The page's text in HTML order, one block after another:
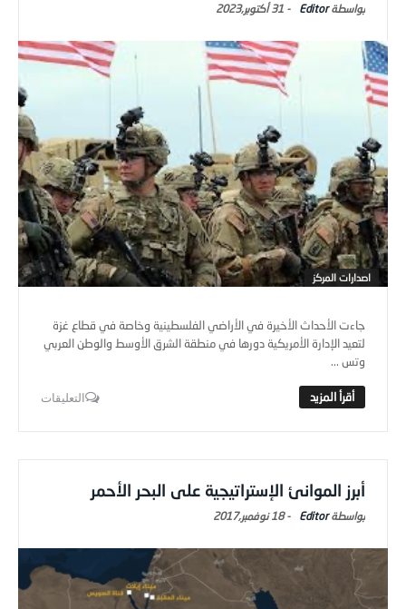
Editor
- 31 أكتوبر,2023
اصدارات المركز
جاءت الأحداث الأخيرة في الأراضي الفلسطينية وخاصة في قطاع غزة
لتعيد الإدارة الأمريكية دورها في منطقة الشرق الأوسط والوطن العربي
وتس ...
التعليقات
أبرز الموانئ الإستراتيجية على البحر الأحمر
Editor
-18 نوفمبر,2017